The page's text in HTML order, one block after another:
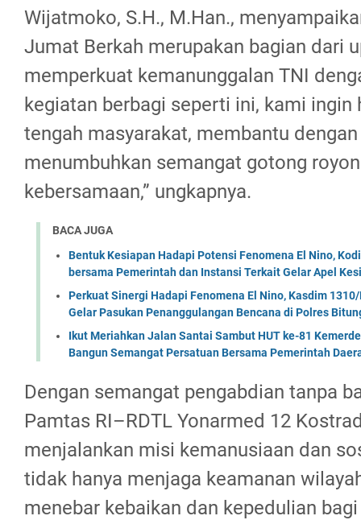
Wijatmoko, S.H., M.Han.,
Jumat Berkah merupakan bagian dari
memperkuat kemanunggalan TNI
kegiatan berbagi seperti ini, kami ingin
tengah masyarakat, membantu
menumbuhkan semangat gotong
kebersamaan,” ungkapnya.
BACA JUGA
Bentuk Kesiapan Hadapi Potensi Fenomena El Nino,
bersama Pemerintah dan Instansi Terkait Gelar Apel
Perkuat Sinergi Hadapi Fenomena El Nino, Kasdim
Gelar Pasukan Penanggulangan Bencana di Polres
Ikut Meriahkan Jalan Santai Sambut HUT ke-81
Bangun Semangat Persatuan Bersama Pemerintah
Dengan semangat pengabdian tanpa
Pamtas RI–RDTL Yonarmed 12
menjalankan misi kemanusiaan dan
tidak hanya menjaga keamanan
menebar kebaikan dan kepedulian